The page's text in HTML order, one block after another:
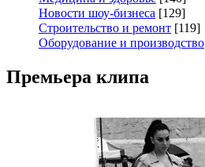
Новости шоу-бизнеса [129]
Строительство и ремонт [119]
Оборудование и производство
Премьера клипа